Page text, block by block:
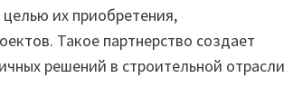
целью их приобретения,
Такое партнерство создает
решений в строительной отрасли